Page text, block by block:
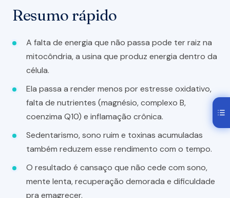
Resumo rápido
A falta de energia que não passa pode ter raiz na
mitocôndria, a usina que produz energia dentro da
célula.
Ela passa a render menos por estresse oxidativo,
falta de nutrientes (magnésio, complexo B,
coenzima Q10) e inflamação crônica.
Sedentarismo, sono ruim e toxinas acumuladas
também reduzem esse rendimento com o tempo.
O resultado é cansaço que não cede com sono,
mente lenta, recuperação demorada e dificuldade
pra emagrecer.